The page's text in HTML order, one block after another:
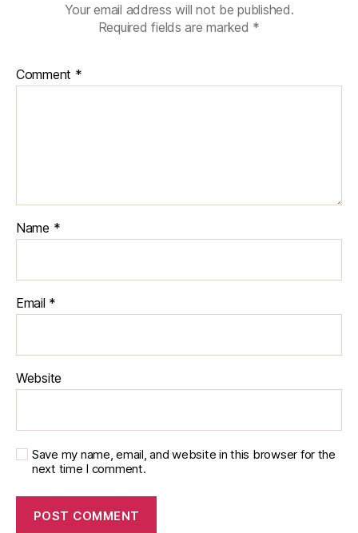
Your email address will not be published.
Required fields are marked *
Comment *
Name *
Email *
Website
Save my name, email, and website in this browser for the
next time I comment.